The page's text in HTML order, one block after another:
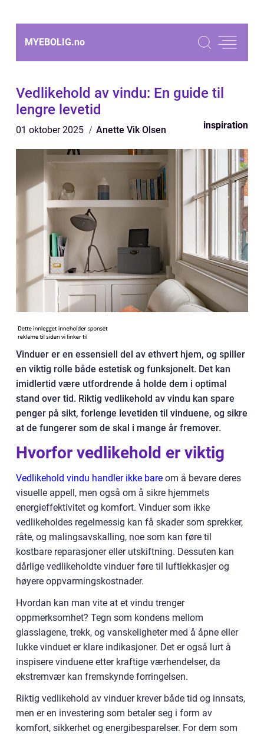
MYEBOLIG.no
Vedlikehold av vindu: En guide til
lengre levetid
01 oktober 2025 Anette Vik Olsen inspiration
Vinduer er en essensiell del av ethvert hjem, og spiller
en viktig rolle både estetisk og funksjonelt. Det kan
imidlertid være utfordrende å holde dem i optimal
stand over tid. Riktig vedlikehold av vindu kan spare
penger på sikt, forlenge levetiden til vinduene, og sikre
at de fungerer som de skal i mange år fremover.
Hvorfor vedlikehold er viktig
Vedlikehold vindu handler ikke bare om å bevare deres
visuelle appell, men også om å sikre hjemmets
energieffektivitet og komfort. Vinduer som ikke
vedlikeholdes regelmessig kan få skader som sprekker,
råte, og malingsavskalling, noe som kan føre til
kostbare reparasjoner eller utskiftning. Dessuten kan
dårlige vedlikeholdte vinduer føre til luftlekkasjer og
høyere oppvarmingskostnader.
Hvordan kan man vite at et vindu trenger
oppmerksomhet? Tegn som kondens mellom
glasslagene, trekk, og vanskeligheter med å åpne eller
lukke vinduet er klare indikasjoner. Det er også lurt å
inspisere vinduene etter kraftige værhendelser, da
ekstremvær kan fremskynde forringelsen.
Riktig vedlikehold av vinduer krever både tid og innsats,
men er en investering som betaler seg i form av
komfort, sikkerhet og energibesparelser. For dem som